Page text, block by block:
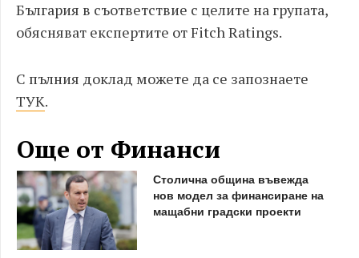
България в съответствие с целите на групата,
обясняват експертите от Fitch Ratings.
С пълния доклад можете да се запознаете
ТУК.
Още от Финанси
Столична община въвежда
нов модел за финансиране на
мащабни градски проекти